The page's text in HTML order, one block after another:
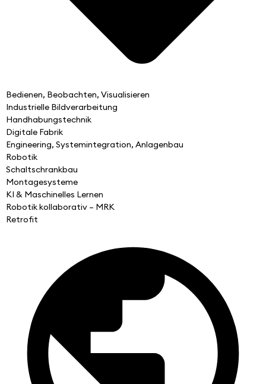
Bedienen, Beobachten, Visualisieren
Industrielle Bildverarbeitung
Handhabungstechnik
Digitale Fabrik
Engineering, Systemintegration, Anlagenbau
Robotik
Schaltschrankbau
Montagesysteme
KI & Maschinelles Lernen
Robotik kollaborativ – MRK
Retrofit